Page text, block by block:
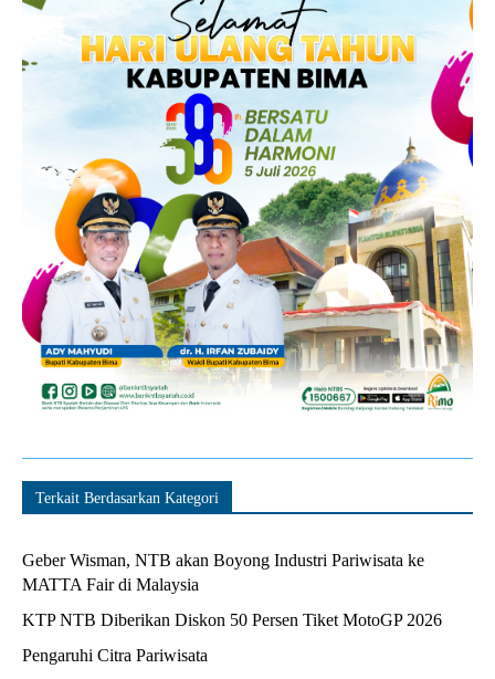
Terkait Berdasarkan Kategori
Geber Wisman, NTB akan Boyong Industri Pariwisata ke
MATTA Fair di Malaysia
KTP NTB Diberikan Diskon 50 Persen Tiket MotoGP 2026
Pengaruhi Citra Pariwisata